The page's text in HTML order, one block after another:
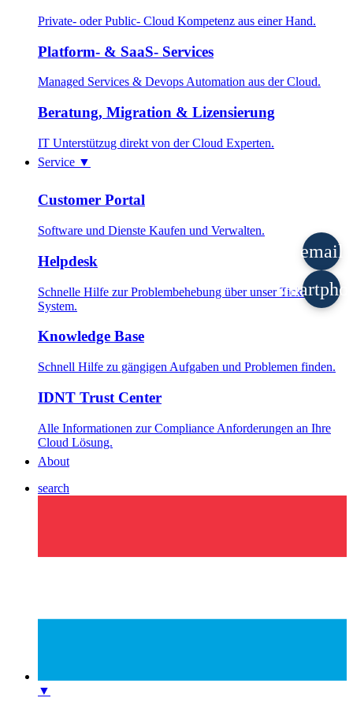
Private- oder Public- Cloud Kompetenz aus einer Hand.
Platform- & SaaS- Services
Managed Services & Devops Automation aus der Cloud.
Beratung, Migration & Lizensierung
IT Unterstützug direkt von der Cloud Experten.
Service ▼
Customer Portal
Software und Dienste Kaufen und Verwalten.
Helpdesk
Schnelle Hilfe zur Problembehebung über unser Ticket
System.
Knowledge Base
Schnell Hilfe zu gängigen Aufgaben und Problemen finden.
IDNT Trust Center
Alle Informationen zur Compliance Anforderungen an Ihre
Cloud Lösung.
About
search
▼
email